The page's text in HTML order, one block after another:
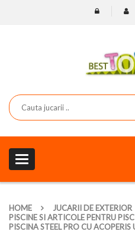
Toggle
navigation
HOME
JUCARII DE EXTERIOR
PISCINE SI ARTICOLE PENTRU
PISCINA STEEL PRO CU